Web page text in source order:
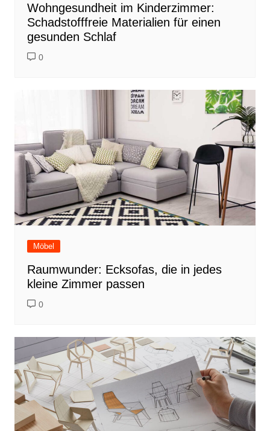
Wohngesundheit im Kinderzimmer:
Schadstofffreie Materialien für einen
gesunden Schlaf
0
Möbel
Raumwunder: Ecksofas, die in jedes
kleine Zimmer passen
0